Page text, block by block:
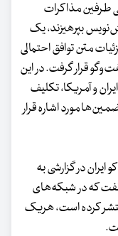
طرفین مذاکرات
بپرهیزند، یک
متن توافق احتمالی
قرار گرفت. در این
و آمریکا، تکلیف
مورد اشاره قرار
ایران در گزارشی به
که در شبکه‌های
کرده است، هریک